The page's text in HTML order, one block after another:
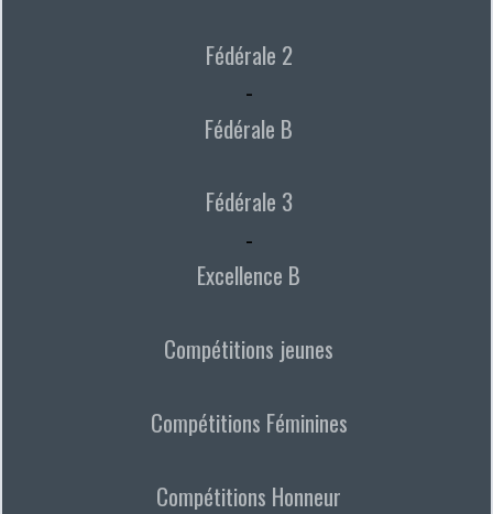
Fédérale 2
-
Fédérale B
Fédérale 3
-
Excellence B
Compétitions jeunes
Compétitions Féminines
Compétitions Honneur